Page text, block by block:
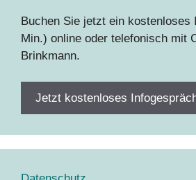
Buchen Sie jetzt ein kostenloses
Min.) online oder telefonisch mit
Brinkmann.
Jetzt kostenloses